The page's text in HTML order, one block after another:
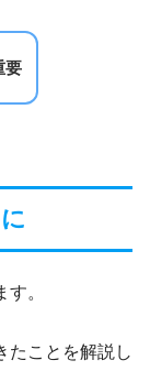
要
。
たことを解説し